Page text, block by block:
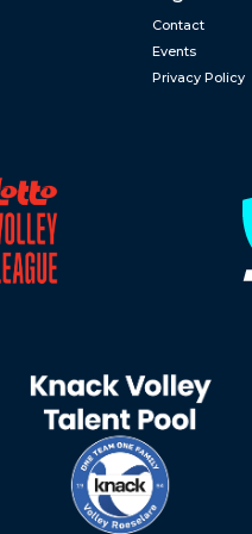
Contact
Events
Privacy Policy